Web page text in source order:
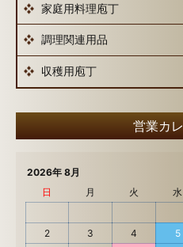
家庭用料理庖丁
調理関連用品
収穫用庖丁
2026年 8月
日
月 火 水
2
3 4 5